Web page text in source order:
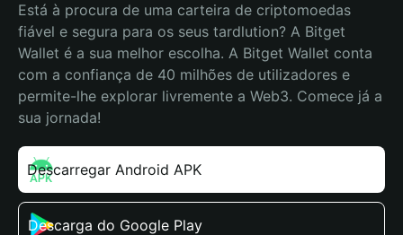
Está à procura de uma carteira de criptomoedas
fiável e segura para os seus tardlution? A Bitget
Wallet é a sua melhor escolha. A Bitget Wallet conta
com a confiança de 40 milhões de utilizadores e
permite-lhe explorar livremente a Web3. Comece já a
sua jornada!
Descarregar Android APK
Descarga do Google Play